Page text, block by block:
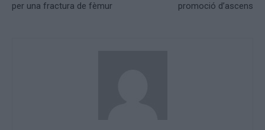
per una fractura de fèmur
promoció d’ascens